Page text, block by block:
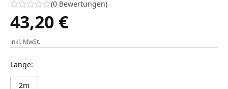
(0 Bewertungen)
43,20 €
inkl. MwSt.
Länge:
2m